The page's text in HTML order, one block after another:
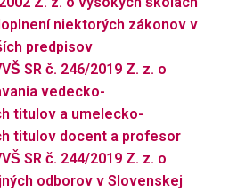
niektorých zákonov v
predpisov
SR č. 246/2019 Z. z. o
vedecko-
titulov a umelecko-
titulov docent a profesor
SR č. 244/2019 Z. z. o
odborov v Slovenskej